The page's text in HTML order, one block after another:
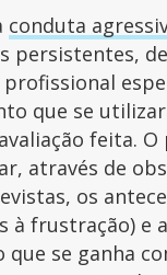
conduta
persistentes,
que se
feita.
através de
os
à frustração) e
que se ganha